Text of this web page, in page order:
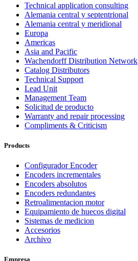
Technical application consulting
Alemania central y septentrional
Alemania central y meridional
Europa
Americas
Asia and Pacific
Wachendorff Distribution Network
Catalog Distributors
Technical Support
Lead Unit
Management Team
Solicitud de producto
Warranty and repair processing
Compliments & Criticism
Products
Configurador Encoder
Encoders incrementales
Encoders absolutos
Encoders redundantes
Retroalimentacion motor
Equipamiento de huecos digital
Sistemas de medicion
Accesorios
Archivo
Empresa